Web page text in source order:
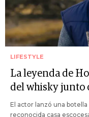
LIFESTYLE
La leyenda de
del whisky junto
El actor lanzó una
reconocida casa